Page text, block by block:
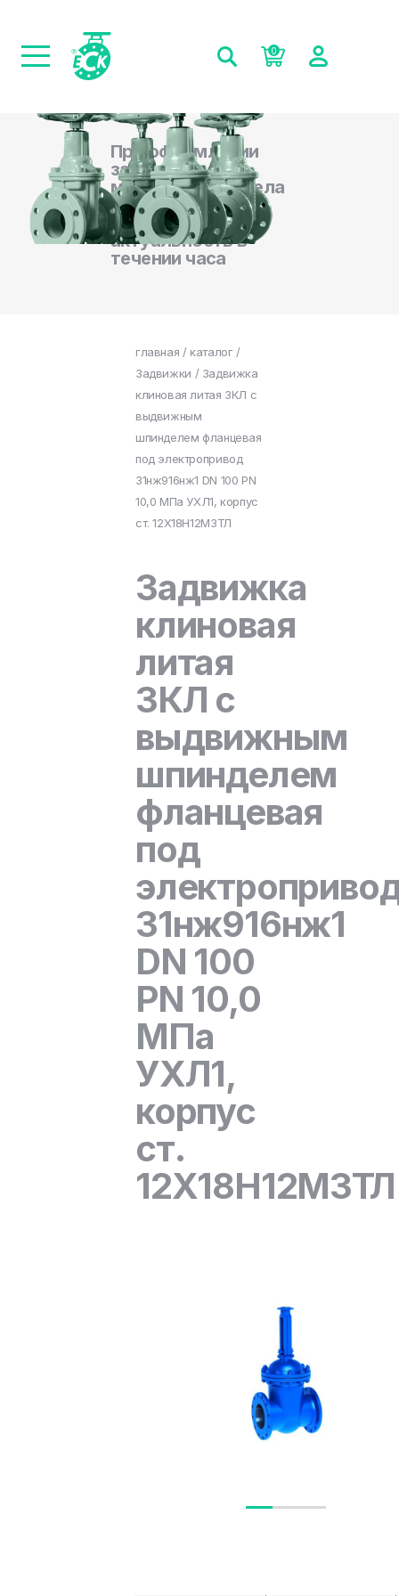
0
При оформлении
заказа на сайте,
менеджеры отдела
продаж
подтверждают
актуальность в
течении часа
главная / каталог/
Задвижки / Задвижка
клиновая литая ЗКЛ с
выдвижным
шпинделем фланцевая
под электропривод
31нж916нж1 DN 100 PN
10,0 МПа УХЛ1, корпус
ст. 12Х18Н12М3ТЛ
Задвижка
клиновая
литая
ЗКЛ с
выдвижным
шпинделем
фланцевая
под
31нж916нж1
DN 100
PN 10,0
МПа
УХЛ1,
корпус
ст.
12Х18Н12М3ТЛ